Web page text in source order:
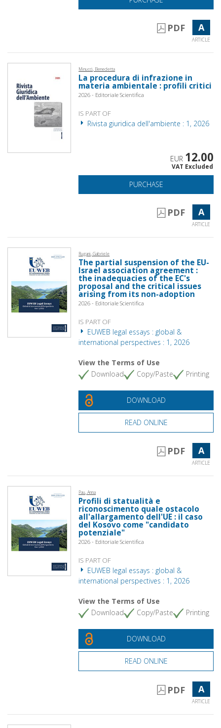
PDF A
ARTICLE
Minucci, Benedetta
La procedura di infrazione in
materia ambientale : profili critici
2026 - Editoriale Scientifica
IS PART OF
Rivista giuridica dell'ambiente : 1, 2026
EUR 12.00
VAT Excluded
PURCHASE
PDF A
ARTICLE
Rugani, Gabriele
The partial suspension of the EU-
Israel association agreement :
the inadequacies of the EC's
proposal and the critical issues
arising from its non-adoption
2026 - Editoriale Scientifica
IS PART OF
EUWEB legal essays : global &
international perspectives : 1, 2026
View the Terms of Use
Download
Copy/Paste Printing
DOWNLOAD
READ ONLINE
PDF A
ARTICLE
Pau, Anna
Profili di statualità e
riconoscimento quale ostacolo
all'allargamento dell'UE : il caso
del Kosovo come "candidato
potenziale"
2026 - Editoriale Scientifica
IS PART OF
EUWEB legal essays : global &
international perspectives : 1, 2026
View the Terms of Use
Download
Copy/Paste Printing
DOWNLOAD
READ ONLINE
PDF A
ARTICLE